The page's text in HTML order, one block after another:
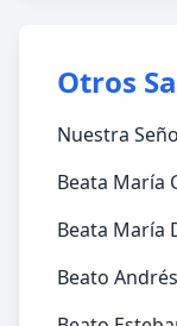
Otros
Nuestra
Beata María
Beata María
Beato